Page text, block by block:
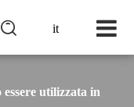
it

utilizzata in